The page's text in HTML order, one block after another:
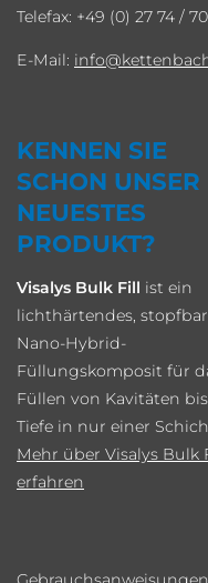
Telefax: +49 (0) 27 74 /
E-Mail: info
KENNEN SIE
SCHON UNSER
NEUESTES
PRODUKT?
Visalys Bulk Fill ist ein
lichthärtendes,
Nano-Hybrid-
Füllungskomposit für
Füllen von Kavitäten
Tiefe in nur einer
Mehr über Visalys Bulk
erfahren